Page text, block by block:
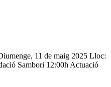
11 de maig 2025 Lloc:
Sambori 12:00h Actuació